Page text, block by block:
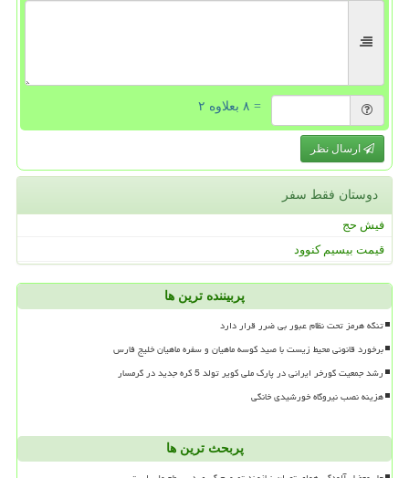
= ۸ بعلاوه ۲
ارسال نظر
دوستان فقط سفر
فیش حج
قیمت بیسیم کنوود
پربیننده ترین ها
تنگه هرمز تحت نظام عبور بی ضرر قرار دارد
برخورد قانونی محیط زیست با صید کوسه ماهیان و سفره ماهیان خلیج فارس
رشد جمعیت گورخر ایرانی در پارک ملی کویر تولد 5 کره جدید در گرمسار
هزینه نصب نیروگاه خورشیدی خانگی
پربحث ترین ها